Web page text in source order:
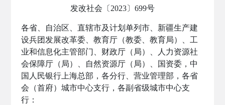
发改社会〔2023〕699号
各省、自治区、直辖市及计划单列市、新疆生产建
设兵团发展改革委、教育厅（教委、教育局）、工
业和信息化主管部门、财政厅（局）、人力资源社
会保障厅（局）、自然资源厅（局）、国资委，中
国人民银行上海总部，各分行、营业管理部，各省
会（首府）城市中心支行，各副省级城市中心支
行：